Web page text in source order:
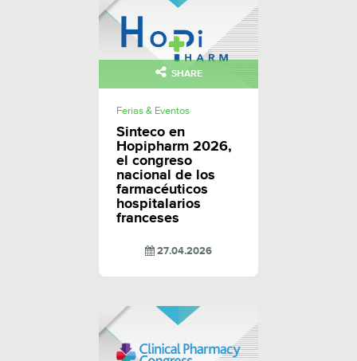
SHARE
Ferias & Eventos
Sinteco en
Hopipharm 2026,
el congreso
nacional de los
farmacéuticos
hospitalarios
franceses
27.04.2026